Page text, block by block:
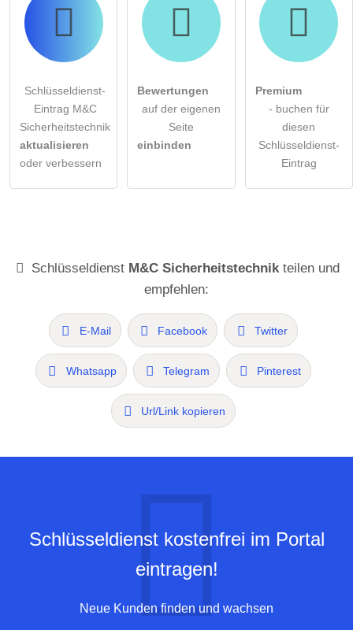
Schlüsseldienst-
Eintrag M&C
Sicherheitstechnik
aktualisieren
oder verbessern
Bewertungen
auf der eigenen
Seite
einbinden
Premium
- buchen für
diesen
Schlüsseldienst-
Eintrag
Schlüsseldienst M&C Sicherheitstechnikteilen und
empfehlen:
E-Mail Facebook Twitter
Whatsapp Telegram Pinterest
Url/Link kopieren
Schlüsseldienst kostenfrei im Portal
eintragen!
Neue Kunden finden und wachsen